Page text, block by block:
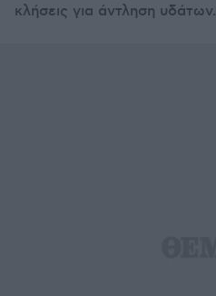
κλήσεις για άντληση υδάτων.